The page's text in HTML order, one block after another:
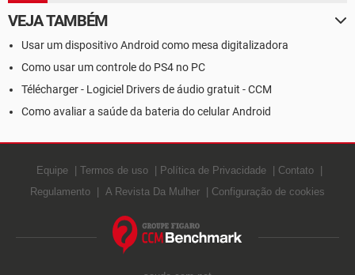
VEJA TAMBÉM
Usar um dispositivo Android como mesa digitalizadora
Como usar um controle do PS4 no PC
Télécharger - Logiciel Drivers de áudio gratuit - CCM
Como avaliar a saúde da bateria do celular Android
Equipe Termos de uso Política de Privacidade
Contato
Regulamento
A Revista Da Mulher Configuração de cookies